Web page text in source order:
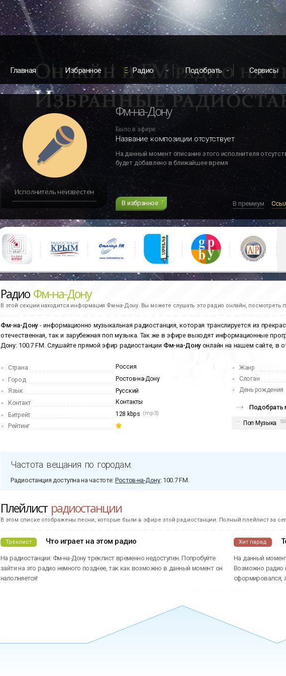
Главная Избранное Радио Подобрать Сервисы
Исполнитель неизвестен
Фм-на-Дону
Было в эфире:
Название композиции отсутствует
На данный момент описание этого исполнителя
будет добавлено в ближайшее время
В избранное 7 В премиум
Радио Фм-на-Дону
В этой секции находится информация Фм-на-Дону. Вы можете слушать это радио онлайн, посмотреть
Фм-на-Дону- информационно музыкальная радиостанция, которая транслируется из
отечественная, так и зарубежная поп музыка. Так же в эфире выходят информационные
Дону: 100.7 FM. Слушайте прямой эфир радиостанции Фм-на-Дону онлайн на нашем сайте, в
Страна
Россия
Город
Ростов-на-Дону
Язык
Русский
Контакт
Контакты
Битрейт
128 kbps (mp3)
Рейтинг
Жанр
Слоган
День рождения
Подобрать
Поп Музыка 102
Частота вещания по городам:
Радиостанция доступна на частоте: Ростов-на-Дону: 100.7 FM.
Плейлист радиостанции
В этом списке отображены песни, которые были в эфире этой радиостанции. Полный плейлист за
Треклист Что играет на этом радио
На радиостанции: Фм-на-Дону треклист временно недоступен. Попробуйте
зайти на это радио немного позднее, так как возможно в данный момент он
наполняется!
Хит парад
На данный
Возможно радио
сформировался,